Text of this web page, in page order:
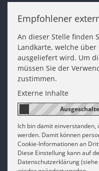
Empfohlener
An dieser Stelle finden
Landkarte, welche
ausgeliefert wird. Um
müssen Sie der
zustimmen.
Externe Inhalte
Ich bin damit
werden. Damit können
Cookie-Informationen an
Diese Einstellung kann auf
Datenschutzerklärung